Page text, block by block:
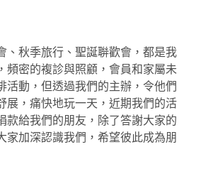
、秋季旅行、聖誕聨歡會，都是我
頻密的複診與照顧，會員和家屬未
活動，但透過我們的主辦，令他們
展，痛快地玩一天，近期我們的活
款給我們的朋友，除了答謝大家的
家加深認識我們，希望彼此成為朋